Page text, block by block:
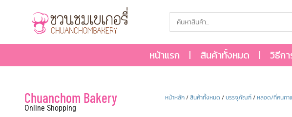
หน้าแรก สินค้าทั้งหมด วิธีก
Chuanchom Bakery
Online Shopping
หน้าหลัก/สินค้าทั้งหมด /บรรจุภัณฑ์/หลอด/ที่คนกา